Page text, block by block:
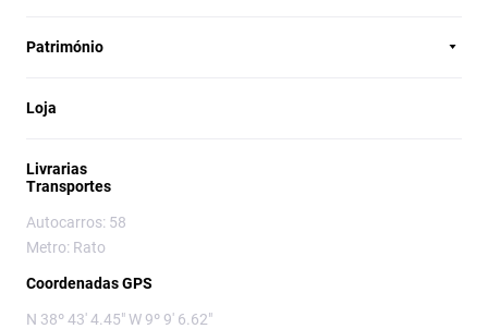
Património
Loja
Livrarias
Transportes
Autocarros: 58
Metro: Rato
Coordenadas GPS
N 38º 43' 4.45" W 9º 9' 6.62"